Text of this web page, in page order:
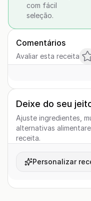
com fácil
seleção.
Comentários
Avaliar esta receita
Deixe do seu
Ajuste ingredientes,
alternativas
receita.
Personalizar